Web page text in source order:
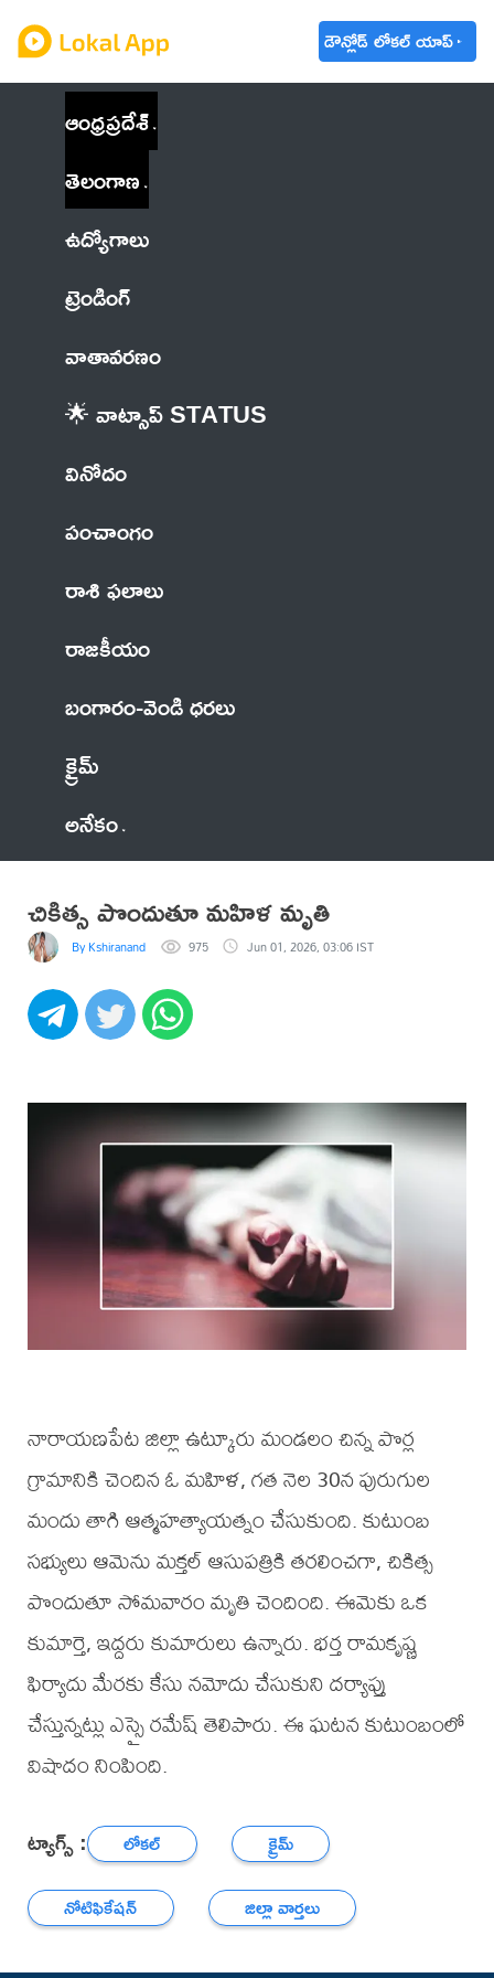
డౌన్లోడ్ లోకల్ యాప్
ఆంధ్రప్రదేశ్
తెలంగాణ
ఉద్యోగాలు
ట్రెండింగ్
వాతావరణం
🌟 వాట్సాప్ STATUS
వినోదం
పంచాంగం
రాశి ఫలాలు
రాజకీయం
బంగారం-వెండి ధరలు
క్రైమ్
అనేకం
చికిత్స పొందుతూ మహిళ మృతి
By Kshiranand 975 Jun 01, 2026, 03:06 IST
నారాయణపేట జిల్లా ఉట్కూరు మండలం చిన్న పొర్ల
గ్రామానికి చెందిన ఓ మహిళ, గత నెల 30న పురుగుల
మందు తాగి ఆత్మహత్యాయత్నం చేసుకుంది. కుటుంబ
సభ్యులు ఆమెను మక్తల్ ఆసుపత్రికి తరలించగా, చికిత్స
పొందుతూ సోమవారం మృతి చెందింది. ఈమెకు ఒక
కుమార్తె, ఇద్దరు కుమారులు ఉన్నారు. భర్త రామకృష్ణ
ఫిర్యాదు మేరకు కేసు నమోదు చేసుకుని దర్యాప్తు
చేస్తున్నట్లు ఎస్సై రమేష్ తెలిపారు. ఈ ఘటన కుటుంబంలో
విషాదం నింపింది.
ట్యాగ్స్ : లోకల్
క్రైమ్
నోటిఫికేషన్
జిల్లా వార్తలు